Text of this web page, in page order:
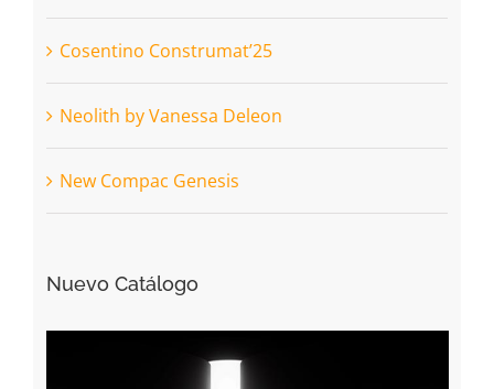
Cosentino Construmat’25
Neolith by Vanessa Deleon
New Compac Genesis
Nuevo Catálogo